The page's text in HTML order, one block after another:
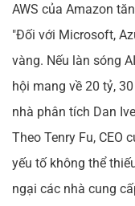
AWS của Amazon
"Đối với Microsoft,
vàng. Nếu làn sóng
hội mang về 20 tỷ,
nhà phân tích Dan
Theo Tenry Fu, CEO
yếu tố không thể
ngại các nhà cung